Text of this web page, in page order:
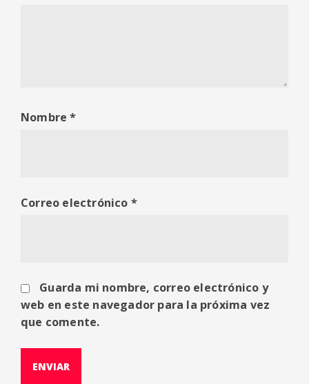
Nombre*
Correo electrónico *
Guarda mi nombre, correo electrónico y
web en este navegador para la próxima vez
que comente.